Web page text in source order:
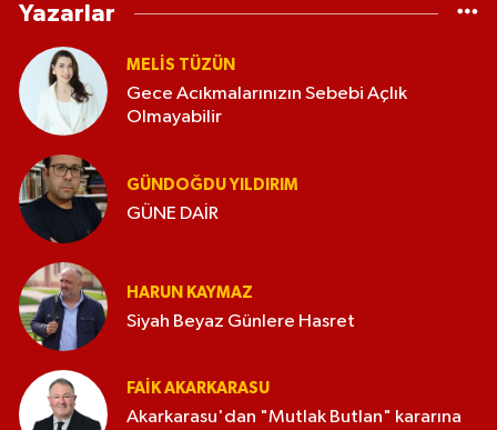
Yazarlar
MELİS TÜZÜN
Gece Acıkmalarınızın Sebebi Açlık
Olmayabilir
GÜNDOĞDU YILDIRIM
GÜNE DAİR
HARUN KAYMAZ
Siyah Beyaz Günlere Hasret
FAIK AKARKARASU
Akarkarasu'dan "Mutlak Butlan" kararına